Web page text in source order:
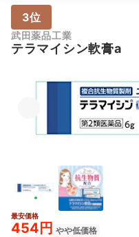
3位
武田薬品工業
テラマイシン軟膏a
最安価格
454円 やや低価格